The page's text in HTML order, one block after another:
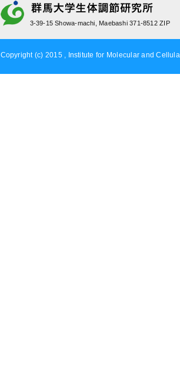
3-39-15 Showa-machi, Maebashi 371-8512 ZIP
Copyright (c) 2015 , Institute for Molecular and